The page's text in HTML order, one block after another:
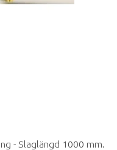
- Slaglängd 1000 mm.